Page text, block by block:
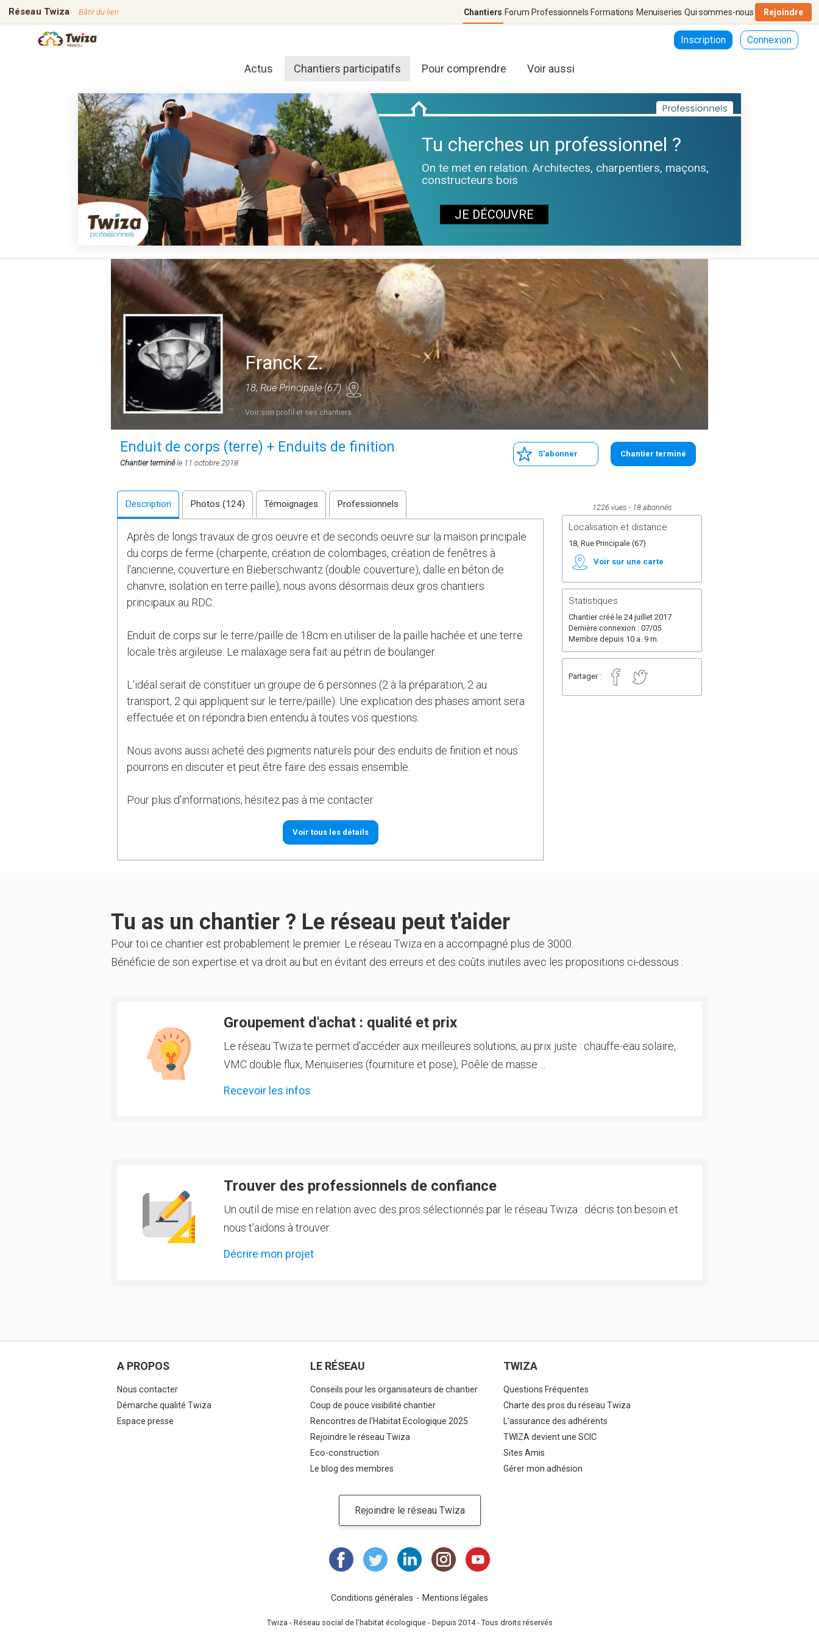
Réseau Twiza · Bâtir du lien Chantiers Forum Professionnels Formations Menuiseries Qui sommes-nous Rejoindre
Inscription Connexion
Actus Chantiers participatifs Pour comprendre Voir aussi
Tu cherches un professionnel ?
On te met en relation. Architectes, charpentiers, maçons,
constructeurs bois
JE DÉCOUVRE
Franck Z.
18, Rue Principale (67)
Voir son profil et ses chantiers
Enduit de corps (terre) + Enduits de finition
Chantier terminéle 11 octobre 2018
S'abonner Chantier terminé
1226 vues 18 abonnés
Localisation et distance
18, Rue Principale (67)
Voir sur une carte
Statistiques
Chantier créé le 24 juillet 2017
Dernière connexion : 07/05
Membre depuis 10 a. 9 m.
Partager :
Description Photos (124) Témoignages Professionnels
Après de longs travaux de gros oeuvre et de seconds oeuvre sur la maison principale
du corps de ferme (charpente, création de colombages, création de fenêtres à
l'ancienne, couverture en Bieberschwantz (double couverture), dalle en béton de
chanvre, isolation en terre paille), nous avons désormais deux gros chantiers
principaux au RDC.
Enduit de corps sur le terre/paille de 18cm en utiliser de la paille hachée et une terre
locale très argileuse. Le malaxage sera fait au pétrin de boulanger.
L'idéal serait de constituer un groupe de 6 personnes (2 à la préparation, 2 au
transport, 2 qui appliquent sur le terre/paille). Une explication des phases amont sera
effectuée et on répondra bien entendu à toutes vos questions.
Nous avons aussi acheté des pigments naturels pour des enduits de finition et nous
pourrons en discuter et peut être faire des essais ensemble.
Pour plus d'informations, hésitez pas à me contacter
Voir tous les détails
Tu as un chantier ? Le réseau peut t'aider
Pour toi ce chantier est probablement le premier. Le réseau Twiza en a accompagné plus de 3000.
Bénéficie de son expertise et va droit au but en évitant des erreurs et des coûts inutiles avec les propositions ci-dessous :
Groupement d'achat : qualité et prix
Le réseau Twiza te permet d'accéder aux meilleures solutions, au prix juste : chauffe-eau solaire,
VMC double flux, Menuiseries (fourniture et pose), Poêle de masse ...
Recevoir les infos
Trouver des professionnels de confiance
Un outil de mise en relation avec des pros sélectionnés par le réseau Twiza : décris ton besoin et
nous t'aidons à trouver.
Décrire mon projet
A PROPOS
Nous contacter
Démarche qualité Twiza
Espace presse
LE RÉSEAU
Conseils pour les organisateurs de chantier
Coup de pouce visibilité chantier
Rencontres de l'Habitat Ecologique 2025
Rejoindre le réseau Twiza
Eco-construction
Le blog des membres
TWIZA
Questions Fréquentes
Charte des pros du réseau Twiza
L'assurance des adhérents
TWIZA devient une SCIC
Sites Amis
Gérer mon adhésion
Rejoindre le réseau Twiza
Conditions générales Mentions légales
Twiza - Réseau social de l'habitat écologique - Depuis 2014 - Tous droits réservés